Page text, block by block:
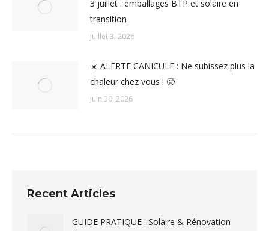
3 juillet : emballages BTP et solaire en
transition
juillet 3, 2026
☀️ ALERTE CANICULE : Ne subissez plus la
chaleur chez vous ! 🥵
juin 30, 2026
Recent Articles
GUIDE PRATIQUE : Solaire & Rénovation